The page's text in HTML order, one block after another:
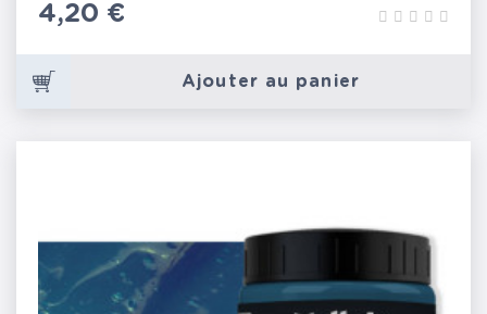
Prix
4,20 €
Ajouter au panier